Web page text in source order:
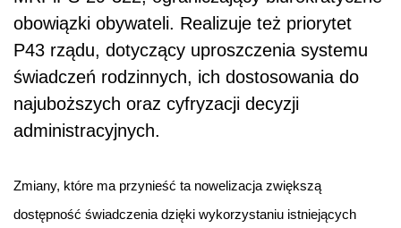
obowiązki obywateli. Realizuje też priorytet
P43 rządu, dotyczący uproszczenia systemu
świadczeń rodzinnych, ich dostosowania do
najuboższych oraz cyfryzacji decyzji
administracyjnych.
Zmiany, które ma przynieść ta nowelizacja zwiększą
dostępność świadczenia dzięki wykorzystaniu istniejących